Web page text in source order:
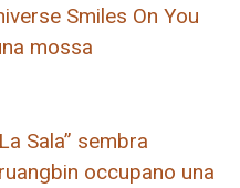
Smiles On You
mossa
Sala” sembra
occupano una